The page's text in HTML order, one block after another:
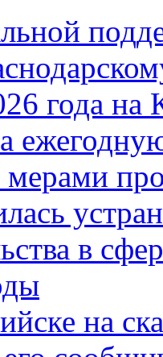
года на
в
на